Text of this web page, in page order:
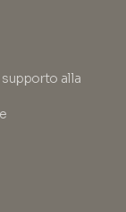
supporto alla